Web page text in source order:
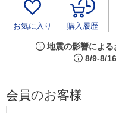
お気に入り 購入履歴
info 地震の影響によ
info 8/9-8/
会員のお客様